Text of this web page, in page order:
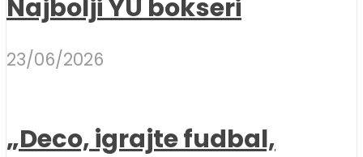
Najbolji YU bokseri
23/06/2026
„Deco, igrajte fudbal,